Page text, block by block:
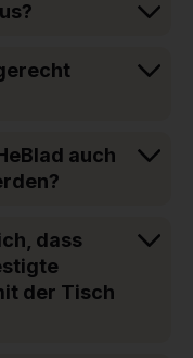
auch
dass
der Tisch